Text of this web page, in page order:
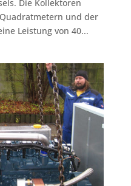
Die Kollektoren
und der
Leistung von 40...